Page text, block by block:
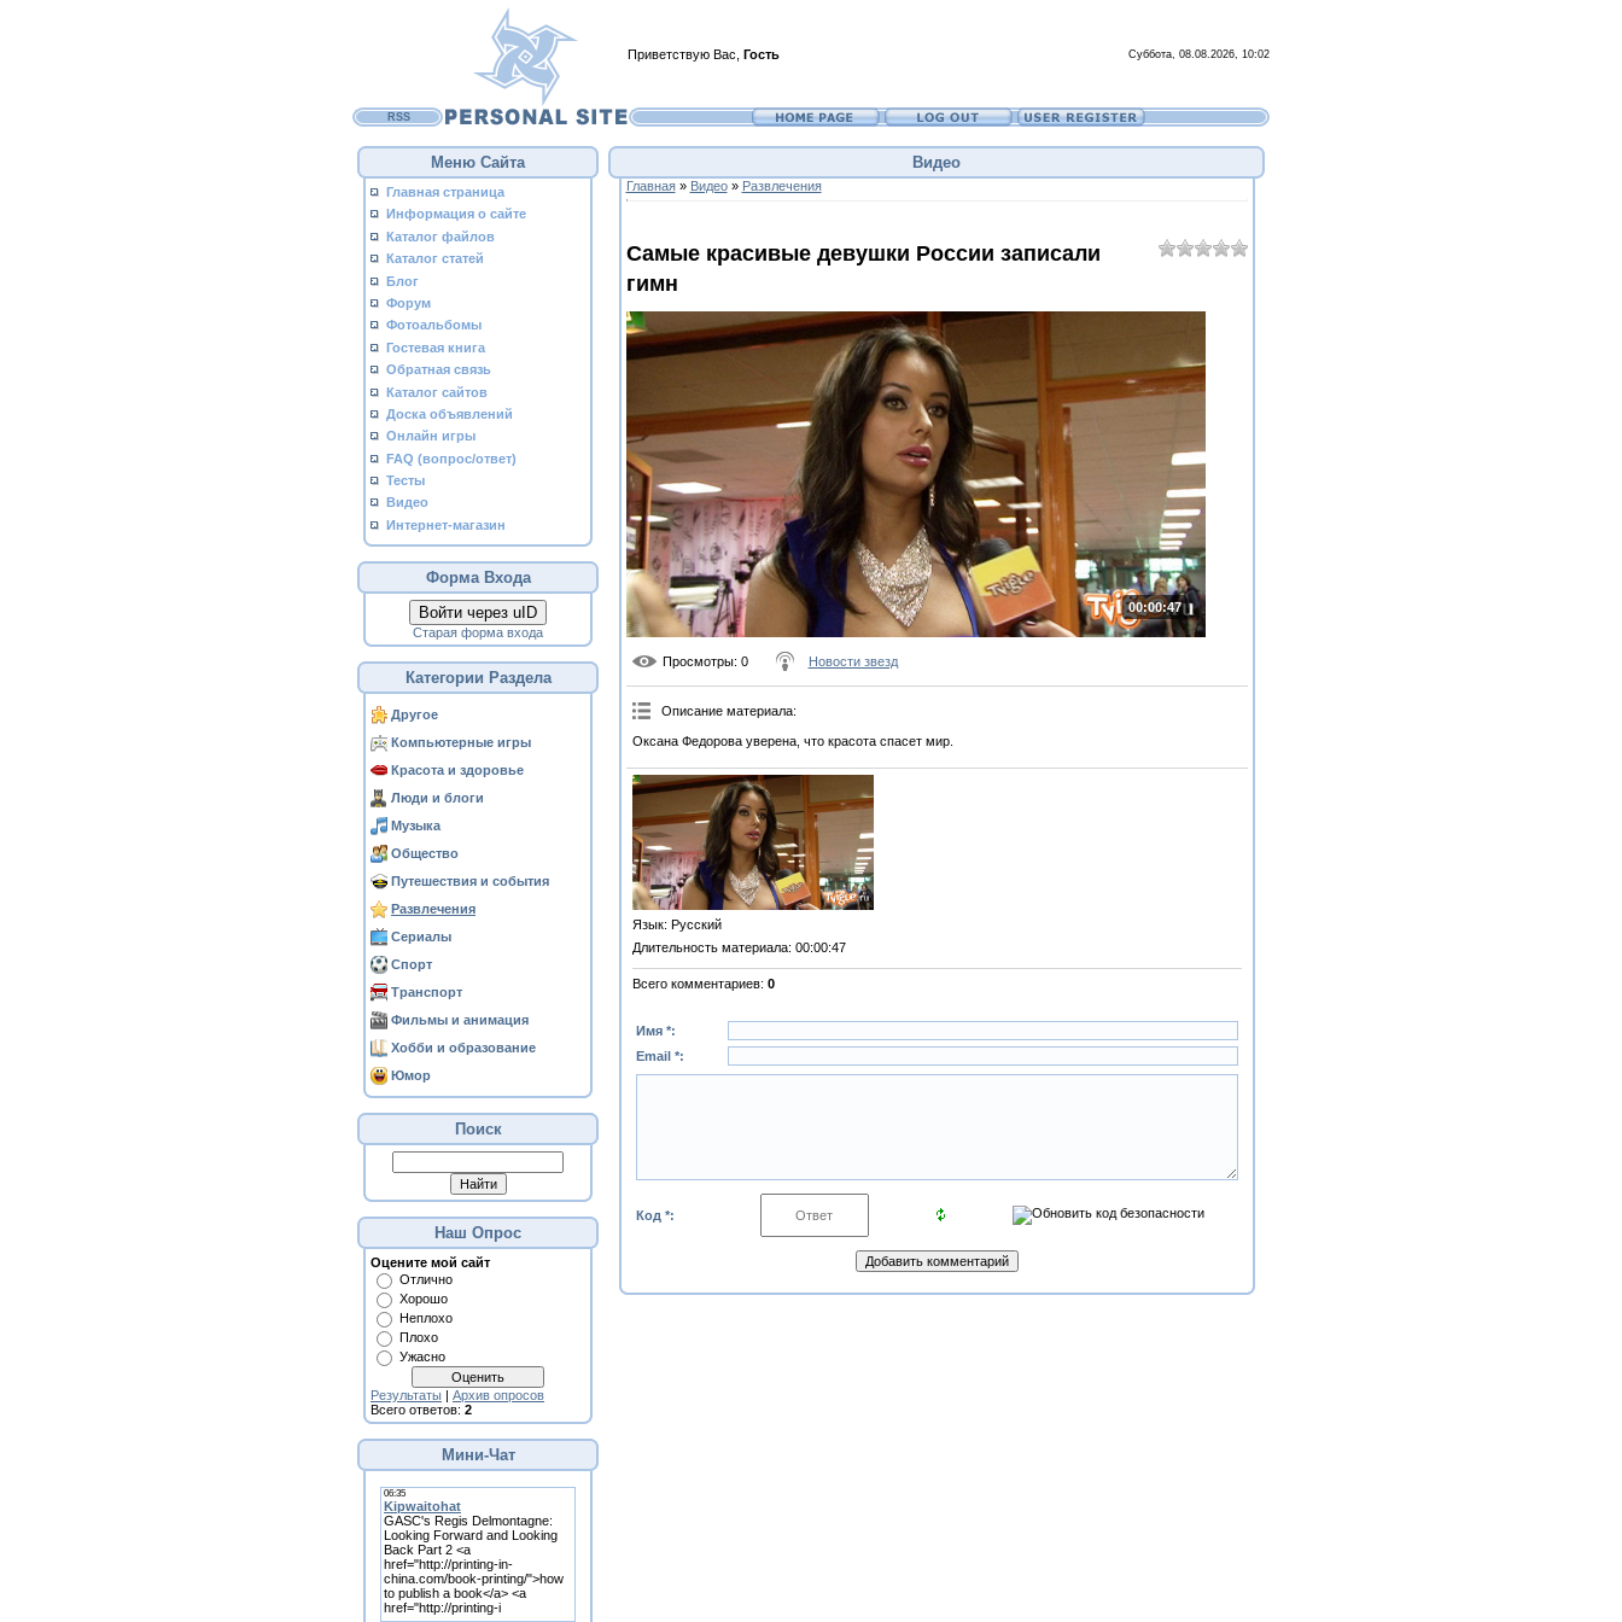
Приветствую Вас Гость Суббота, 08.08.2026, 10:02
RSS
Меню Сайта
Главная страница
Информация о сайте
Каталог файлов
Каталог статей
Блог
Форум
Фотоальбомы
Гостевая книга
Обратная связь
Каталог сайтов
Доска объявлений
Онлайн игры
FAQ (вопрос/ответ)
Тесты
Видео
Интернет-магазин
Форма Входа
Войти через uID
Старая форма входа
Категории Раздела
Другое
Компьютерные игры
Красота и здоровье
Люди и блоги
Музыка
Общество
Путешествия и события
Развлечения
Сериалы
Спорт
Транспорт
Фильмы и анимация
Хобби и образование
Юмор
Поиск
Наш Опрос
Оцените мой сайт
Отлично
Хорошо
Неплохо
Плохо
Ужасно
Результаты | Архив опросов
Всего ответов: 2
Мини-Чат
Видео
Главная» Видео» Развлечения
Самые красивые девушки России записали
гимн
00:00:47
Просмотры: 0 Новости звезд
Описание материала:
Оксана Федорова уверена, что красота спасет мир.
Язык: Русский
Длительность материала: 00:00:47
Всего комментариев: 0
Имя *:
Email *:
Код *: